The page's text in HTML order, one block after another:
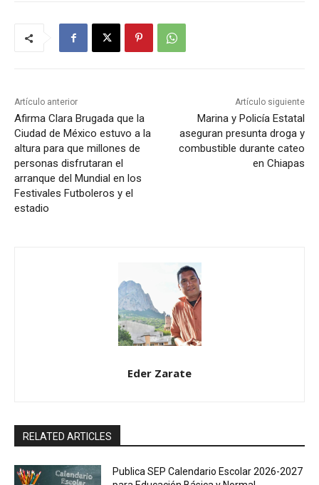
Artículo anterior
Afirma Clara Brugada que la
Ciudad de México estuvo a la
altura para que millones de
personas disfrutaran el
arranque del Mundial en los
Festivales Futboleros y el
estadio
Artículo siguiente
Marina y Policía Estatal
aseguran presunta droga y
combustible durante cateo
en Chiapas
Eder Zarate
RELATED ARTICLES
Publica SEP Calendario Escolar 2026-2027